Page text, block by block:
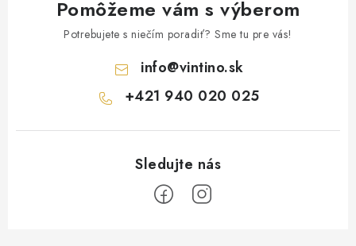
Pomôžeme vám s výberom
Potrebujete s niečím poradiť? Sme tu pre vás!
info@vintino.sk
+421 940 020 025